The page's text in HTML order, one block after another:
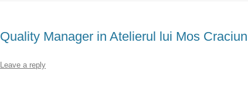
Quality Manager in Atelierul lui Mos Craciun
Leave a reply